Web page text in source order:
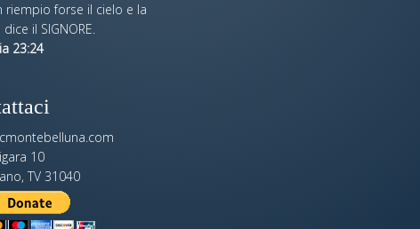
riempio forse il cielo e la
dice il SIGNORE.
23:24
10
TV 31040